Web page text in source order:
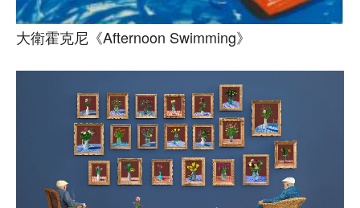
大衛霍克尼《Afternoon Swimming》